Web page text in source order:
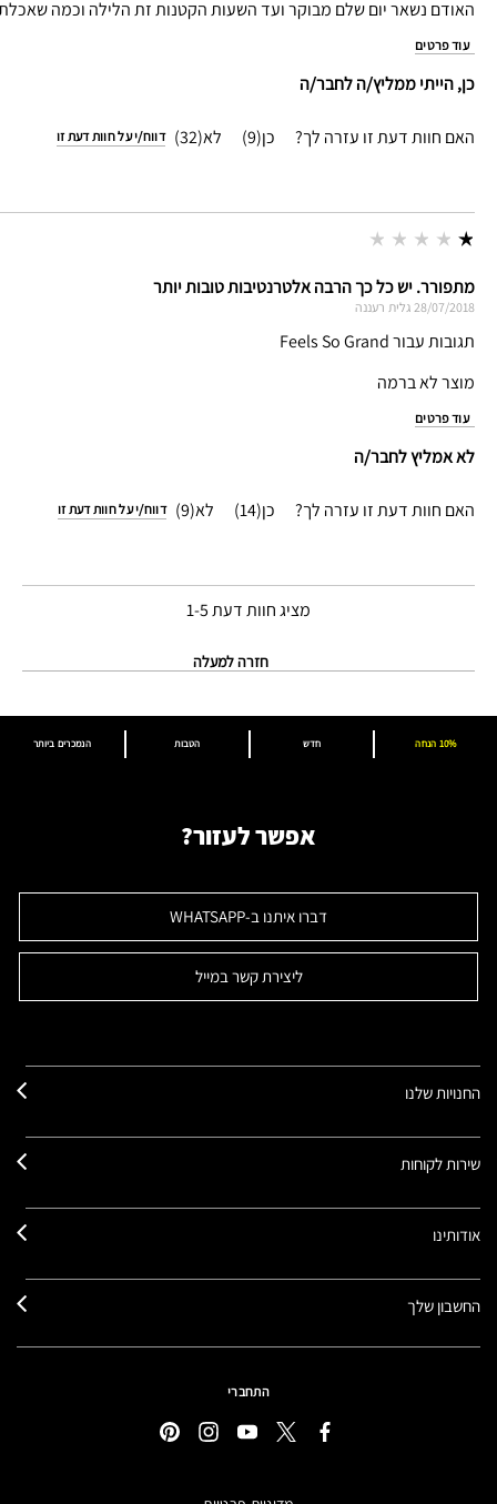
האודם נשאר יום שלם מבוקר ועד השעות הקטנות זת הלילה וכמה
עוד פרטים
כן, הייתי ממליץ/ה לחבר/ה
האם חוות דעת זו עזרה לך? 9
32 דווח/י על חוות דעת זו
מתפורר. יש כל כך הרבה אלטרנטיבות טובות יותר
28/07/2018 גלית רעננה
תגובות עבור Feels So Grand
מוצר לא ברמה
עוד פרטים
לא אמליץ לחבר/ה
האם חוות דעת זו עזרה לך? 14
9 דווח/י על חוות דעת זו
מציג חוות דעת1-5
חזרה למעלה
הנמכרים ביותר הטבות חדש 10% הנחה
אפשר לעזור?
דברו איתנו ב-WHATSAPP
ליצירת קשר במייל
החנויות שלנו
שירות לקוחות
אודותינו
החשבון שלך
התחברי